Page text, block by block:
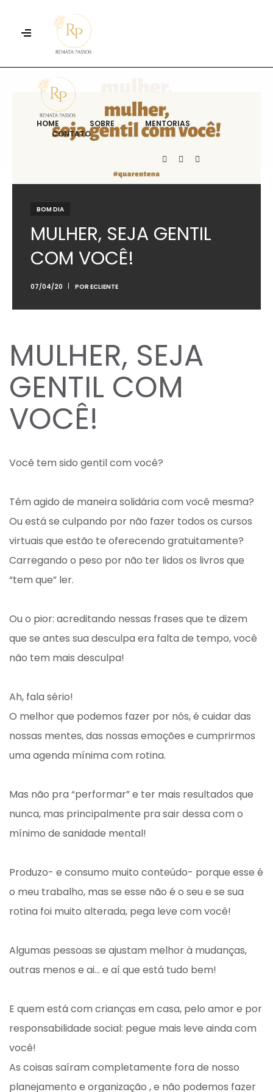
HOME SOBRE
MENTORIAS
CONTATO
BOM DIA
MULHER, SEJA GENTIL
COM VOCÊ!
07/04/20 POR ECLIENTE
MULHER, SEJA
GENTIL COM
VOCÊ!
Você tem sido gentil com você? ⁣
Têm agido de maneira solidária com você mesma? ⁣
Ou está se culpando por não fazer todos os cursos
virtuais que estão te oferecendo gratuitamente? ⁣
Carregando o peso por não ter lidos os livros que
“tem que” ler. ⁣
Ou o pior: acreditando nessas frases que te dizem
que se antes sua desculpa era falta de tempo, você
não tem mais desculpa! ⁣
Ah, fala sério! ⁣
O melhor que podemos fazer por nós, é cuidar das
nossas mentes, das nossas emoções e cumprirmos
uma agenda mínima com rotina.⁣
Mas não pra “performar” e ter mais resultados que
nunca, mas principalmente pra sair dessa com o
mínimo de sanidade mental! ⁣
Produzo- e consumo muito conteúdo- porque esse é
o meu trabalho, mas se esse não é o seu e se sua
rotina foi muito alterada, pega leve com você! ⁣
Algumas pessoas se ajustam melhor à mudanças,
outras menos e ai… e aí que está tudo bem! ⁣
E quem está com crianças em casa, pelo amor e por
responsabilidade social: pegue mais leve ainda com
você! ⁣
As coisas saíram completamente fora de nosso
planejamento e organização , e não podemos fazer